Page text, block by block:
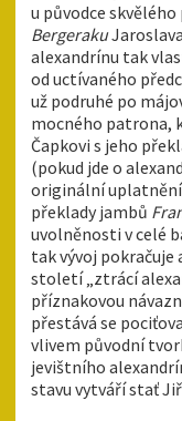
u původce
Bergeraku
alexandrínu tak
od uctívaného
už podruhé po
mocného patrona,
Čapkovi s jeho
(pokud jde o
originální uplatnění
překlady jambů
uvolněnosti v celé
tak vývoj pokračuje
století „ztrácí
příznakovou
přestává se
vlivem původní
jevištního
stavu vytváří stať